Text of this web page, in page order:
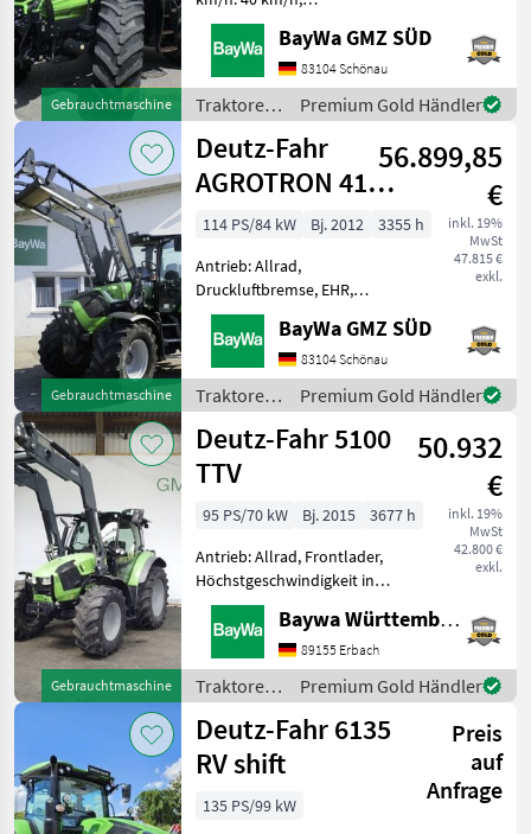
Gebrauchtmaschine
Druckluftbremse, EHR,
Frontzapfwelle, gefederte
Vorderachse
Anhängevorrichtung:
automatisch |
Frontkraftheber |
Kugelkopfkupplung
BayWa GMZ SÜD
83104 Schönau
Traktoren
/ Deutz
Fahr
Premium Gold Händler
Gebrauchtmaschine
Deutz-Fahr
AGROTRON 410
TTV #897
56.899,85
€
inkl. 19%
MwSt
47.815 €
exkl.
114 PS/84 kW Bj. 2012
3355 h
Antrieb: Allrad,
Druckluftbremse, EHR,
Frontlader, gefederte
Vorderachse,
Höchstgeschwindigkeit in
km/h: 40 km/h, Luftsitz
Deutz Agrotron 410 TTV,
Frontlader Mammut HLP
150
BayWa GMZ SÜD
83104 Schönau
Traktoren
/ Deutz
Fahr
Premium Gold Händler
Gebrauchtmaschine
Deutz-Fahr 5100
TTV
50.932
€
inkl. 19%
MwSt
42.800 €
exkl.
95 PS/70 kW Bj. 2015
3677 h
Antrieb: Allrad, Frontlader,
Höchstgeschwindigkeit in
km/h: 40 km/h Die
Maschine steht an unserem
BayWa Standort in DE-
89155 Erbach.Gerne steht
Ihnen Herr Straub unter
Baywa Württemberg
89155 Erbach
Traktoren
/ Deutz
Fahr
Premium Gold Händler
Deutz-Fahr 6135
RV shift
Preis
auf
Anfrage
135 PS/99 kW